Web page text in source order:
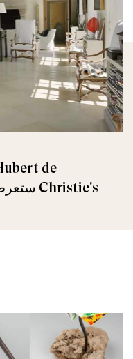
Givenchy ستعرض في المزاد لدى Christie's